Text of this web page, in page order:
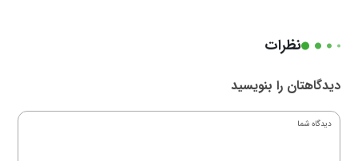
نظرات
دیدگاهتان را بنویسید